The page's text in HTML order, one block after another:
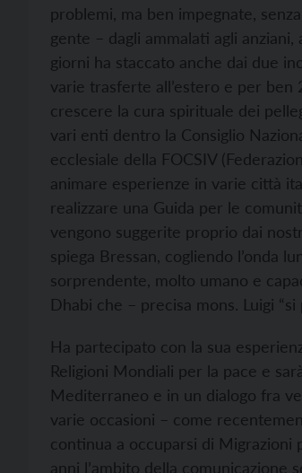
problemi, ma ben impegnate,
gente – dagli ammalati agli
giorni ha staccato anche dai due
varie trasferte all’estero e per ben
crescere la cura spirituale dei
vari enti dentro la Consiglio
ecclesiale della FOCSIV
animare esperienze in varie città
realizzare una Guida per le
vengono suggerite proprio dai
spiega Bressan, cogliendo l’onda
sorprendente, molto umano e
Dhabi che – precisa mons. Luigi
Ha partecipato con la sua
Religioni Mondiali per la pace e
Mediterraneo e in un dialogo fra
varie occasioni – come
continua a occuparsi di Migrazioni
anni l’ambito della comunicazione